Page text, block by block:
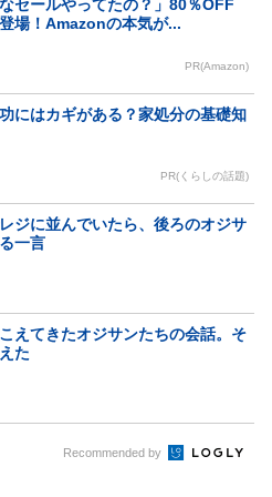
なセールやってたの？」80％OFF
場！Amazonの本気が...
PR(Amazon)
にはカギがある？家処分の基礎知
PR(くらしの話題)
ジに並んでいたら、後ろのオジサ
一言
えてきたオジサンたちの会話。そ
た
Recommended by